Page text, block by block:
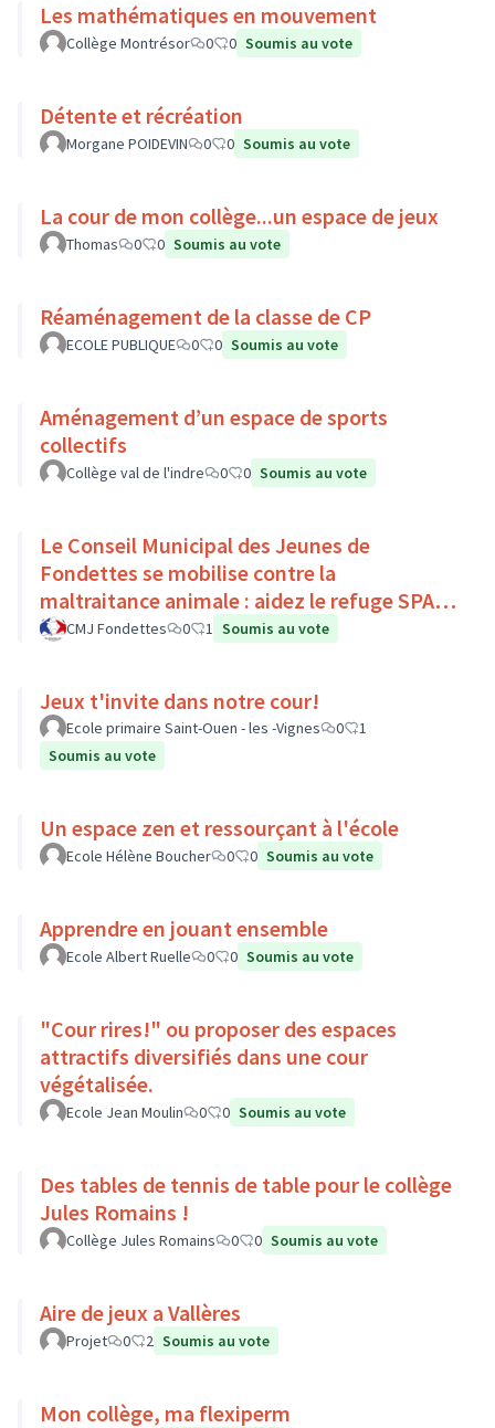
Les mathématiques en mouvement
Collège Montrésor 0 0 Soumis au vote
Détente et récréation
Morgane POIDEVIN 0 0 Soumis au vote
La cour de mon collège...un espace de jeux
Thomas 0 0 Soumis au vote
Réaménagement de la classe de CP
ECOLE PUBLIQUE 0 0 Soumis au vote
Aménagement d’un espace de sports
collectifs
Collège val de l'indre 0 0 Soumis au vote
Le Conseil Municipal des Jeunes de
Fondettes se mobilise contre la
maltraitance animale : aidez le refuge SPA
de Luynes !
CMJ Fondettes 0 1 Soumis au vote
Jeux t'invite dans notre cour!
Ecole primaire Saint-Ouen - les -Vignes 0
1
Soumis au vote
Un espace zen et ressourçant à l'école
Ecole Hélène Boucher 0 0 Soumis au vote
Apprendre en jouant ensemble
Ecole Albert Ruelle 0 0 Soumis au vote
"Cour rires!" ou proposer des espaces
attractifs diversifiés dans une cour
végétalisée.
Ecole Jean Moulin 0 0 Soumis au vote
Des tables de tennis de table pour le collège
Jules Romains !
Collège Jules Romains 0 0 Soumis au vote
Aire de jeux a Vallères
Projet 0 2 Soumis au vote
Mon collège, ma flexiperm